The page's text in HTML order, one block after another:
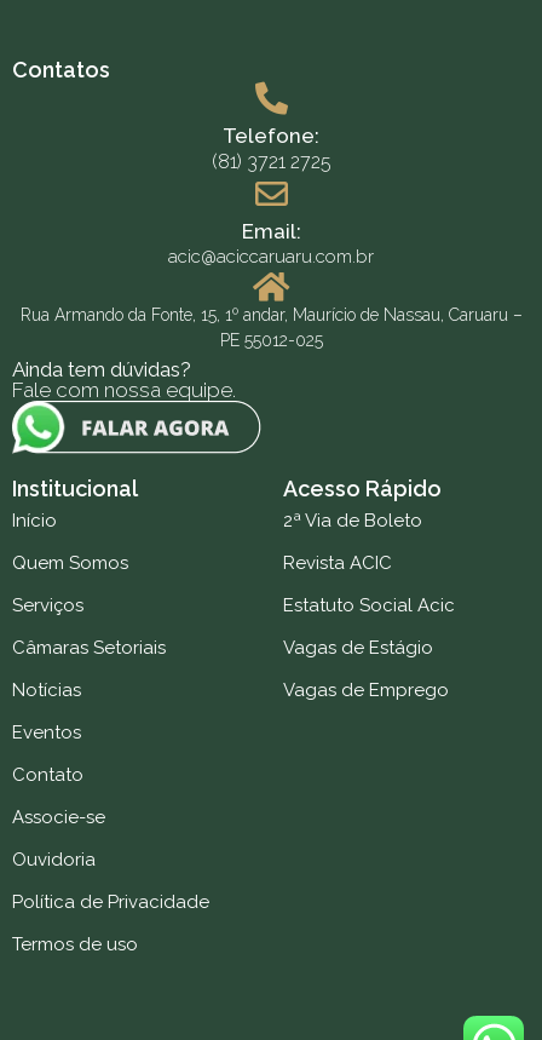
Contatos
Telefone:
(81) 3721 2725
Email:
acic@aciccaruaru.com.br
Rua Armando da Fonte, 15, 1º andar, Maurício de Nassau, Caruaru –
PE 55012-025
Ainda tem dúvidas?
Fale com nossa equipe.
Institucional
Início
Quem Somos
Serviços
Câmaras Setoriais
Notícias
Eventos
Contato
Associe-se
Ouvidoria
Política de Privacidade
Termos de uso
Acesso Rápido
2ª Via de Boleto
Revista ACIC
Estatuto Social Acic
Vagas de Estágio
Vagas de Emprego